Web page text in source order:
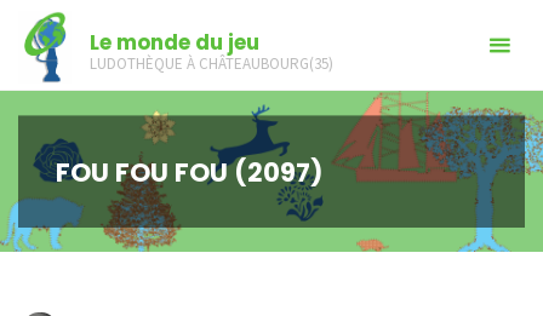
content
Le monde du jeu
LUDOTHÈQUE À CHÂTEAUBOURG(35)
FOU FOU FOU (2097)